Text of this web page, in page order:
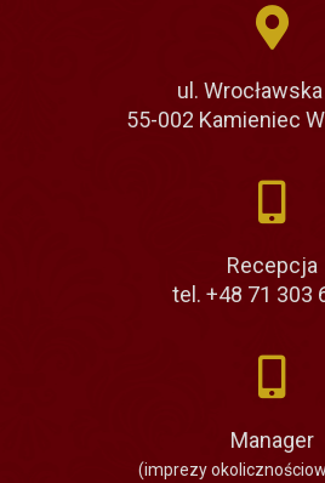
ul.
55-002 Kamieniec
Recepcja
tel. +48 71 303
Manager
(imprezy